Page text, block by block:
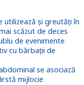
utilizează și greutăți în
scăzut de deces
de evenimente
cu bărbații de
se asociază
mijlocie